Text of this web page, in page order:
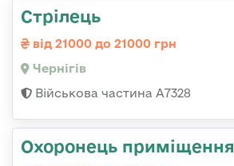
Стрілець
від 21000 до 21000 грн
Чернігів
Військова частина А7328
Охоронець приміщення